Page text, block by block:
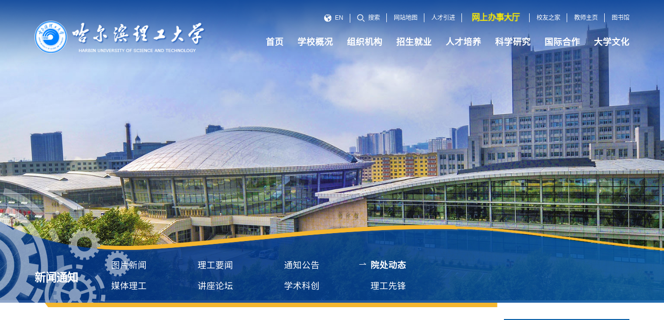
EN 搜索 网站地图 人才引进 网上办事大厅 校友之家 教师主页 图书馆
首页 学校概况 组织机构 招生就业 人才培养 科学研究 国际合作 大学文化
新闻通知
图片新闻 理工要闻 通知公告 院处动态
媒体理工 讲座论坛 学术科创 理工先锋